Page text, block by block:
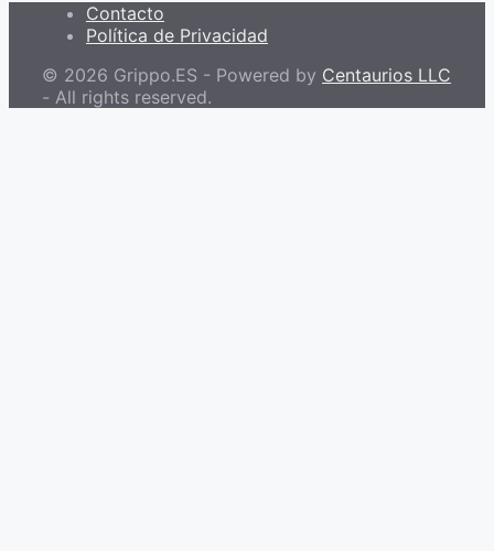
Contacto
Política de Privacidad
© 2026 Grippo.ES - Powered by Centaurios LLC
- All rights reserved.